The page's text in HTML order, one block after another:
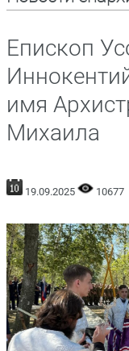
Епископ
имя
Михаила
19.09.2025 10677